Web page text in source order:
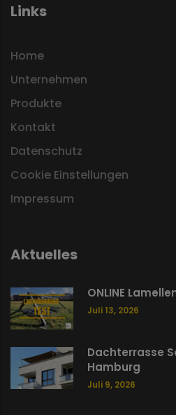
Links
Home
Unternehmen
Produkte
Kontakt
Datenschutz
Cookie Einstellungen
Impressum
Aktuelles
ONLINE
Juli 13, 2026
Dachterrasse
Hamburg
Juli 9, 2026